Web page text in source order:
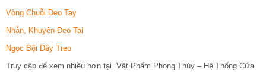
Vòng Chuỗi Đeo Tay
Nhẫn, Khuyên Đeo Tai
Ngọc Bội Dây Treo
Truy cập để xem nhiều hơn tại Vật Phẩm Phong Thủy – Hệ Thống Cửa